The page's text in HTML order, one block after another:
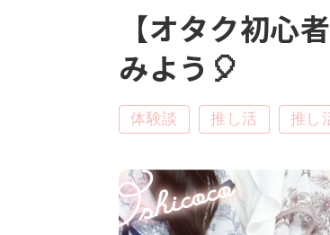
【オタク初心
みよう🎈
体験談 推し活 推し